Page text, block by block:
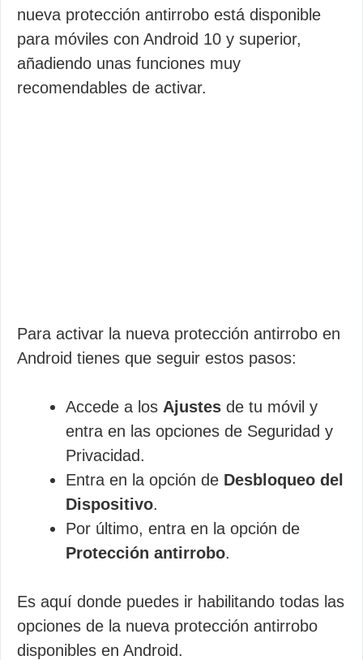
nueva protección antirrobo está disponible
para móviles con Android 10 y superior,
añadiendo unas funciones muy
recomendables de activar.
Para activar la nueva protección antirrobo en
Android tienes que seguir estos pasos:
Accede a los Ajustes de tu móvil y
entra en las opciones de Seguridad y
Privacidad.
Entra en la opción de Desbloqueo del
Dispositivo.
Por último, entra en la opción de
Protección antirrobo.
Es aquí donde puedes ir habilitando todas las
opciones de la nueva protección antirrobo
disponibles en Android.